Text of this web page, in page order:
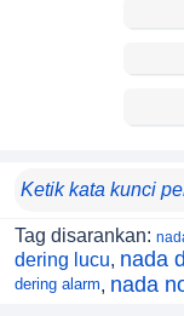
Tag disarankan:
dering lucu, nada
dering alarm, nada